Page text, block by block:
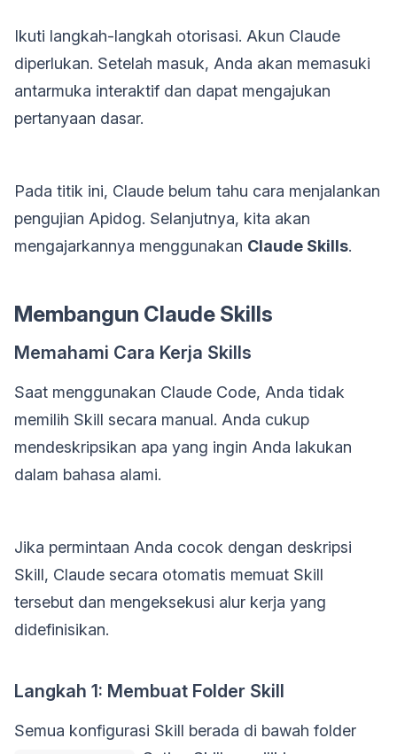
Ikuti langkah-langkah otorisasi. Akun Claude
diperlukan. Setelah masuk, Anda akan memasuki
antarmuka interaktif dan dapat mengajukan
pertanyaan dasar.
Pada titik ini, Claude belum tahu cara menjalankan
pengujian Apidog. Selanjutnya, kita akan
mengajarkannya menggunakan Claude Skills.
Membangun Claude Skills
Memahami Cara Kerja Skills
Saat menggunakan Claude Code, Anda tidak
memilih Skill secara manual. Anda cukup
mendeskripsikan apa yang ingin Anda lakukan
dalam bahasa alami.
Jika permintaan Anda cocok dengan deskripsi
Skill, Claude secara otomatis memuat Skill
tersebut dan mengeksekusi alur kerja yang
didefinisikan.
Langkah 1: Membuat Folder Skill
Semua konfigurasi Skill berada di bawah folder